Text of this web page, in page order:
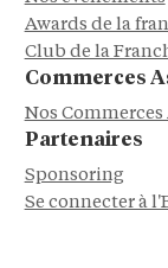
Awards de la
Club de la
Commerces
Nos Commerces
Partenaires
Sponsoring
Se connecter à